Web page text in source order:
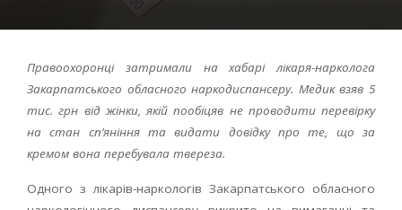
Правоохоронці затримали на хабарі лікаря-нарколога
Закарпатського обласного наркодиспансеру. Медик взяв 5
тис. грн від жінки, якій пообіцяв не проводити перевірку
на стан сп’яніння та видати довідку про те, що за
кремом вона перебувала твереза.
Одного з лікарів-наркологів Закарпатського обласного